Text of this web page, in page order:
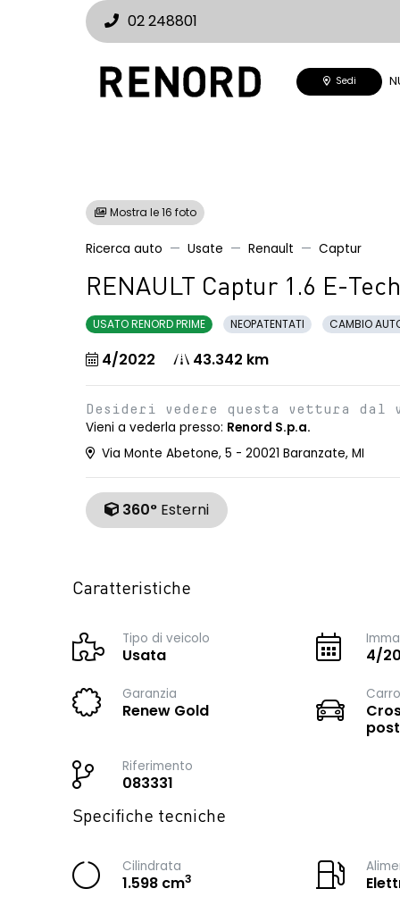
02 248801
Sedi
Mostra le 16 foto
Ricerca auto Usate Renault Captur
RENAULT Captur 1.6 E-
USATO RENORD PRIME NEOPATENTATI CAMBIO
4/2022 43.342 km
Desideri vedere questa vettura dal
Vieni a vederla presso: Renord S.p.a.
Via Monte Abetone, 5 - 20021 Baranzate, MI
360° Esterni
Caratteristiche
Tipo di veicolo
Usata 4/
Garanzia
Renew Gold
Riferimento
083331
Specifiche tecniche
Cilindrata
1.598 cm3